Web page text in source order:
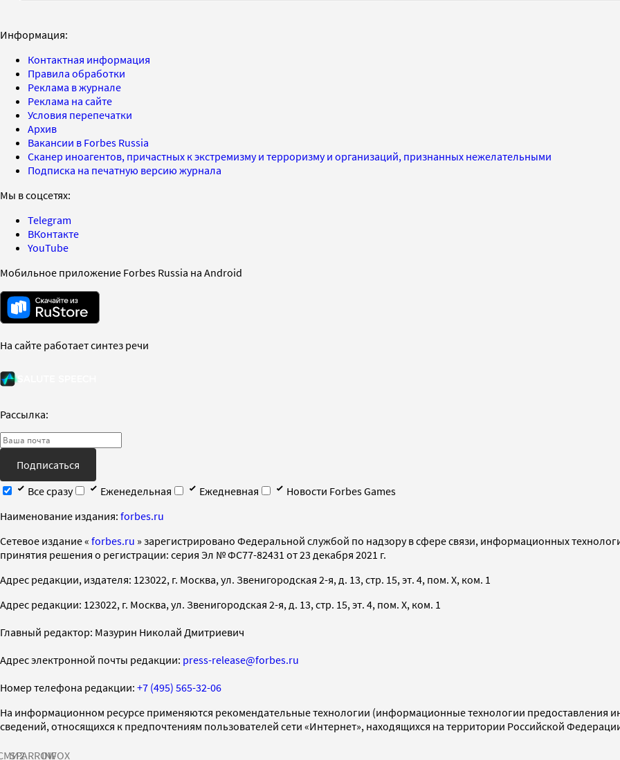
Информация:
Контактная информация
Правила обработки
Реклама в журнале
Реклама на сайте
Условия перепечатки
Архив
Вакансии в Forbes Russia
Сканер иноагентов, причастных к экстремизму и терроризму и организаций, признанных нежелательными
Подписка на печатную версию журнала
Мы в соцсетях:
Telegram
ВКонтакте
YouTube
Мобильное приложение Forbes Russia на Android
На сайте работает синтез речи
Рассылка:
Подписаться
Все сразу
Еженедельная Ежедневная
Новости Forbes Games
Наименование издания: forbes.ru
Cетевое издание « forbes.ru » зарегистрировано Федеральной службой по надзору в сфере связи, информационных
принятия решения о регистрации: серия Эл № ФС77-82431 от 23 декабря 2021 г.
Адрес редакции, издателя: 123022, г. Москва, ул. Звенигородская 2-я, д. 13, стр. 15, эт. 4, пом. X, ком. 1
Адрес редакции: 123022, г. Москва, ул. Звенигородская 2-я, д. 13, стр. 15, эт. 4, пом. X, ком. 1
Главный редактор: Мазурин Николай Дмитриевич
Адрес электронной почты редакции: press-release@forbes.ru
Номер телефона редакции: +7 (495) 565-32-06
На информационном ресурсе применяются рекомендательные технологии (информационные технологии предоставления
сведений, относящихся к предпочтениям пользователей сети «Интернет», находящихся на территории Российской
SPARROWINFOX